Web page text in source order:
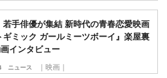
若手俳優が集結 新時代の青春恋愛映画
ギミック ガールミーツボーイ』楽屋裏
インタビュー
ニュース ｜映画｜